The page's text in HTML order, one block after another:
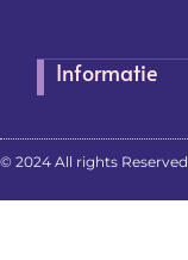
Informatie
© 2024 All rights